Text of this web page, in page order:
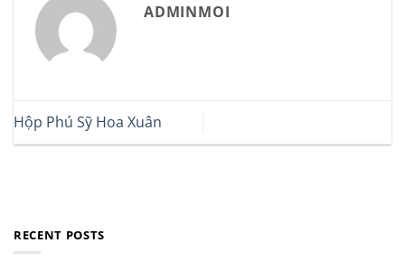
ADMINMOI
Hộp Phú Sỹ Hoa Xuân
RECENT POSTS